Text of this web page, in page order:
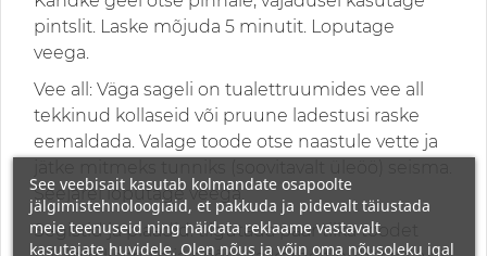
pintslit. Laske mõjuda 5 minutit. Loputage
veega.
Vee all: Väga sageli on tualettruumides vee all
tekkinud kollaseid või pruune ladestusi raske
eemaldada. Valage toode otse naastule vette ja
Seejärel loputage veega.
Segistid ja plaadid: tilgutada paar tilka toodet
See veebisait kasutab kolmandate osapoolte
jälgimistehnoloogiaid, et pakkuda ja pidevalt täiustada
meie teenuseid ning näidata reklaame vastavalt
kasutajate huvidele. Olen nõus ja võin oma nõusoleku igal